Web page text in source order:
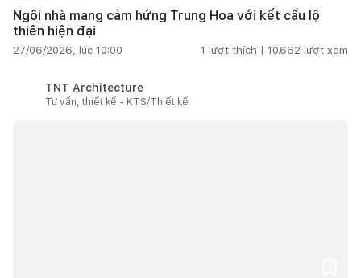
Ngôi nhà mang cảm hứng Trung Hoa với kết cấu lộ
thiên hiện đại
27/06/2026, lúc 10:00 1 lượt thích | 10.662 lượt xem
TNT Architecture
Tư vấn, thiết kế - KTS/Thiết kế